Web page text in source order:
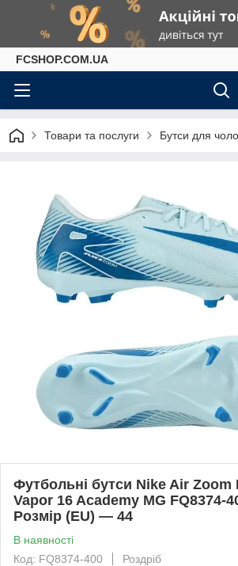
FCSHOP.COM.UA
Товари та послуги Бутси для
Футбольні бутси Nike Air Zoom
Vapor 16 Academy MG FQ8374-
Розмір (EU) — 44
В наявності
Код: FQ8374-400
Роздріб